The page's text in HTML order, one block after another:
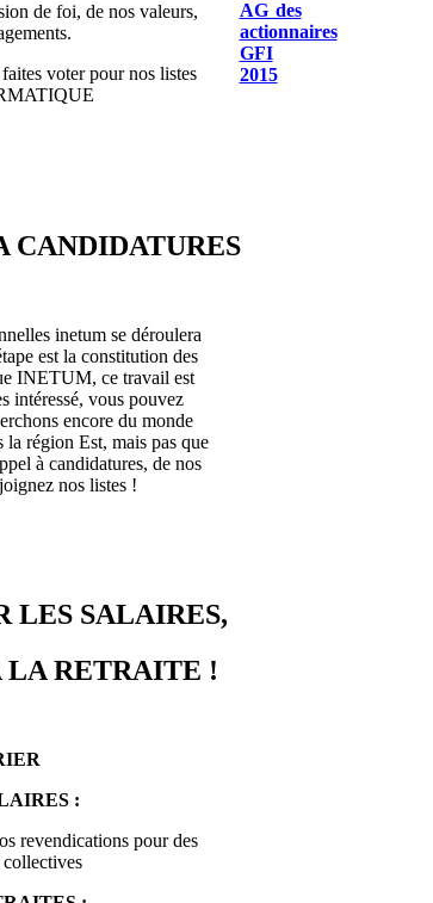
de foi, de nos valeurs,
voter pour nos listes
CANDIDATURES
inetum se déroulera
est la constitution des
INETUM, ce travail est
intéressé, vous pouvez
encore du monde
région Est, mais pas que
à candidatures, de nos
nos listes !
LES SALAIRES,
LA RETRAITE !
:
revendications pour des
collectives